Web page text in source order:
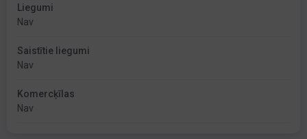
Liegumi
Nav
Saistītie liegumi
Nav
Komercķīlas
Nav